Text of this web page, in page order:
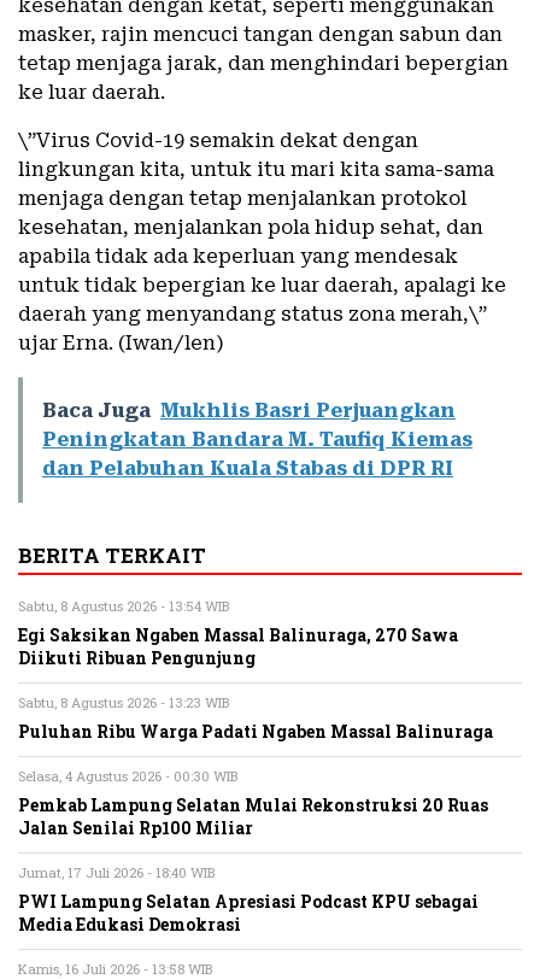
kesehatan dengan ketat, seperti menggunakan
masker, rajin mencuci tangan dengan sabun dan
tetap menjaga jarak, dan menghindari bepergian
ke luar daerah.
\”Virus Covid-19 semakin dekat dengan
lingkungan kita, untuk itu mari kita sama-sama
menjaga dengan tetap menjalankan protokol
kesehatan, menjalankan pola hidup sehat, dan
apabila tidak ada keperluan yang mendesak
untuk tidak bepergian ke luar daerah, apalagi ke
daerah yang menyandang status zona merah,\”
ujar Erna. (Iwan/len)
Baca Juga Mukhlis Basri Perjuangkan
Peningkatan Bandara M. Taufiq Kiemas
dan Pelabuhan Kuala Stabas di DPR RI
BERITA TERKAIT
Sabtu, 8 Agustus 2026 - 13:54 WIB
Egi Saksikan Ngaben Massal Balinuraga, 270 Sawa
Diikuti Ribuan Pengunjung
Sabtu, 8 Agustus 2026 - 13:23 WIB
Puluhan Ribu Warga Padati Ngaben Massal Balinuraga
Selasa, 4 Agustus 2026 - 00:30 WIB
Pemkab Lampung Selatan Mulai Rekonstruksi 20 Ruas
Jalan Senilai Rp100 Miliar
Jumat, 17 Juli 2026 - 18:40 WIB
PWI Lampung Selatan Apresiasi Podcast KPU sebagai
Media Edukasi Demokrasi
Kamis, 16 Juli 2026 - 13:58 WIB